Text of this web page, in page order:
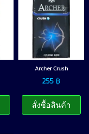
Archer Crush
255 ฿
สั่งซื้อสินค้า